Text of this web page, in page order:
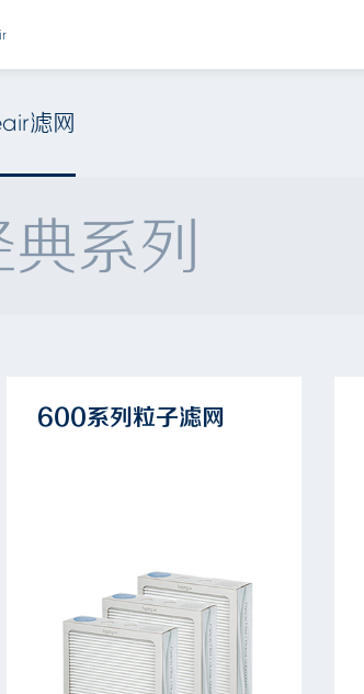
滤网
系列
600系列粒子滤网